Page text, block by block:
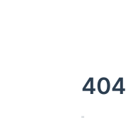
404